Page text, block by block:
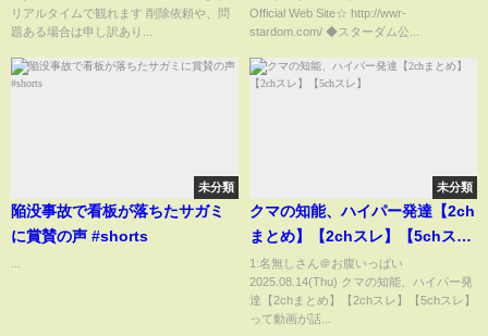
リアルタイムで観れます 削除依頼や、問
題ある場合は申し訳あり...
#STARDOM 】
Official Web Site☆ http://wwr-
stardom.com/ ◆スターダム公...
未分類
陥没事故で看板が落ちたサガミ
に賞賛の声 #shorts
未分類
クマの知能、ハイパー発達【2ch
まとめ】【2chスレ】【5chス
レ】
1:名無しさん＠お腹いっぱい
2025.08.14(Thu) クマの知能、ハイパー発
達【2chまとめ】【2chスレ】【5chスレ】
って動画が話...